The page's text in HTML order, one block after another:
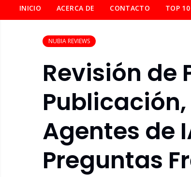
INICIO ACERCA DE CONTACTO TOP 10
NUBIA REVIEWS
Revisión de
Agentes de
Preguntas